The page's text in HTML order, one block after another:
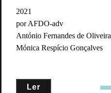
2021
por AFDO-adv
António Fernandes de Oliveira
Mónica Respício Gonçalves
Ler